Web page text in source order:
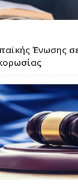
Ένωσης